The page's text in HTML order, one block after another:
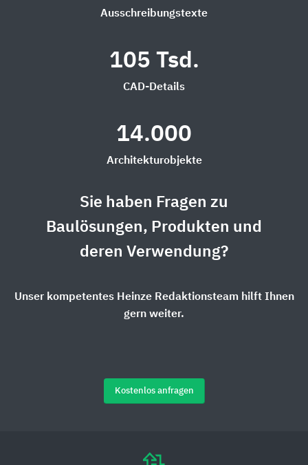
Ausschreibungstexte
105 Tsd.
CAD-Details
14.000
Architekturobjekte
Sie haben Fragen zu
Baulösungen, Produkten und
deren Verwendung?
Unser kompetentes Heinze Redaktionsteam hilft Ihnen
gern weiter.
Kostenlos anfragen